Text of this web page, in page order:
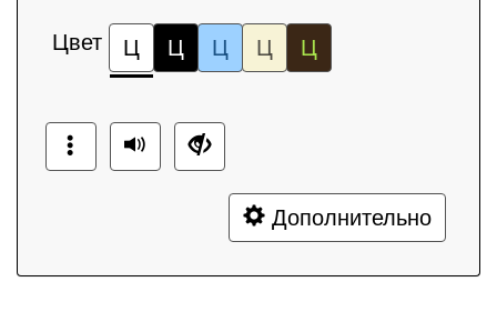
Цвет Ц Ц Ц Ц Ц
Дополнительно